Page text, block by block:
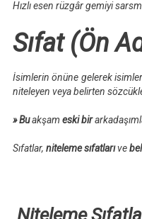
Hızlı esen rüzgâr gemiyi
Sıfat (Ön
İsimlerin önüne gelerek
niteleyen veya belirten
»Buakşam eski bir
Sıfatlar, niteleme sıfatlarıve